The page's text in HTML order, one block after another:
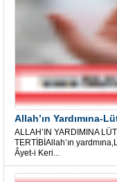
Allah’ın Yardımına-
ALLAH’IN YARDIMINA
TERTİBİAllah’ın
Âyet-i Keri...